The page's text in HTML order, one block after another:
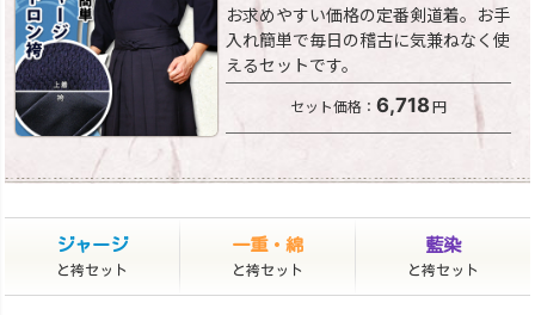
お求めやすい価格の定番剣道着。お手
入れ簡単で毎日の稽古に気兼ねなく使
えるセットです。
セット価格：6,718円
ジャージ
と袴セット
一重・綿
と袴セット
藍染
と袴セット